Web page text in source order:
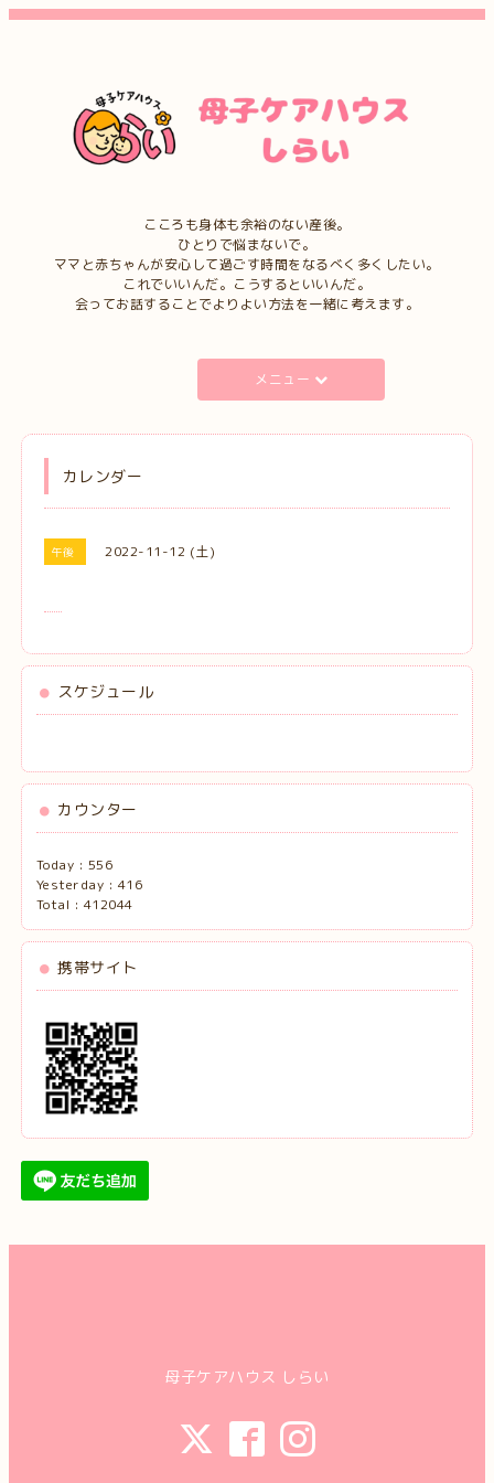
こころも身体も余裕のない産後。
ひとりで悩まないで。
ママと赤ちゃんが安心して過ごす時間をなるべく多くしたい。
これでいいんだ。こうするといいんだ。
会ってお話することでよりよい方法を一緒に考えます。
メニュー
カレンダー
午後 2022-11-12 (土)
スケジュール
カウンター
Today : 556
Yesterday : 416
Total : 412044
携帯サイト
母子ケアハウス しらい